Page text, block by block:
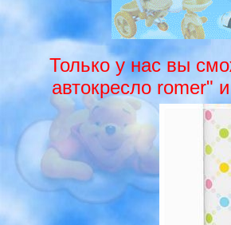
Только у нас вы
автокресло romer"